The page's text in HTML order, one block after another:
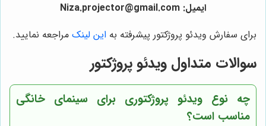
ایمیل: Niza.projector@gmail.com
برای سفارش ویدئو پروژکتور پیشرفته به این لینک مراجعه نمایید.
سوالات متداول ویدئو پروژکتور
چه نوع ویدئو پروژکتوری برای سینمای خانگی
مناسب است؟